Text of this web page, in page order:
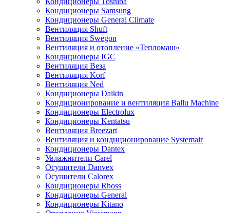
Кондиционеры Samsung
Кондиционеры General Climate
Вентиляция Shuft
Вентиляция Swegon
Вентиляция и отопление «Тепломаш»
Кондиционеры IGC
Вентиляция Веза
Вентиляция Korf
Вентиляция Ned
Кондиционеры Daikin
Кондиционирование и вентиляция Ballu Machine
Кондиционеры Electrolux
Кондиционеры Kentatsu
Вентиляция Breezart
Вентиляция и кондиционирование Systemair
Кондиционеры Dantex
Увлажнители Carel
Осушители Danvex
Осушители Calorex
Кондиционеры Rhoss
Кондиционеры General
Кондиционеры Kitano